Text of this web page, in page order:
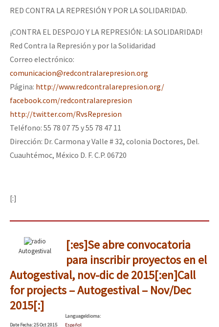
RED CONTRA LA REPRESIÓN Y POR LA SOLIDARIDAD.
¡CONTRA EL DESPOJO Y LA REPRESIÓN: LA SOLIDARIDAD!
Red Contra la Represión y por la Solidaridad
Correo electrónico:
comunicacion@redcontralarepresion.org
Página: http://www.redcontralarepresion.org/
facebook.com/redcontralarepresion
http://twitter.com/RvsRepresion
Teléfono: 55 78 07 75 y 55 78 47 11
Dirección: Dr. Carmona y Valle # 32, colonia Doctores, Del.
Cuauhtémoc, México D. F. C.P. 06720
[:]
Autogestival
[:es]Se abre convocatoria
para inscribir proyectos en el
Autogestival, nov-dic de 2015[:en]Call
for projects – Autogestival – Nov/Dec
2015[:]
DateFecha: 25 Oct 2015
LanguageIdioma:
Español